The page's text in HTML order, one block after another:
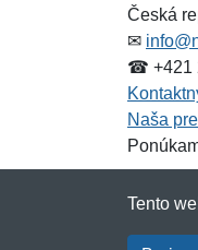
Česká
✉
☎ +421
Naša
Tento